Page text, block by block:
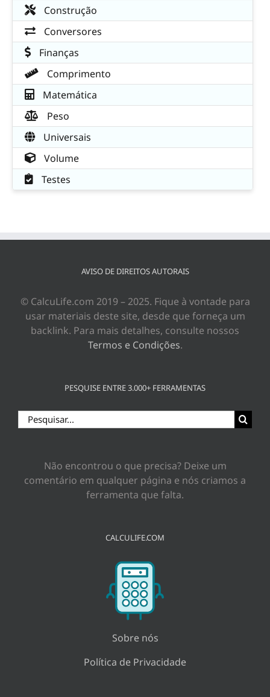
Construção
Conversores
Finanças
Comprimento
Matemática
Peso
Universais
Volume
Testes
AVISO DE DIREITOS AUTORAIS
© CalcuLife.com 2019 – 2025. Fique à vontade para
usar materiais deste site, desde que forneça um
backlink. Para mais detalhes, consulte nossos
Termos e Condições.
PESQUISE ENTRE 3.000+ FERRAMENTAS
Buscar
resultados
Não encontrou o que precisa? Deixe um
comentário em qualquer página e nós criamos a
ferramenta que falta.
CALCULIFE.COM
Sobre nós
Política de Privacidade